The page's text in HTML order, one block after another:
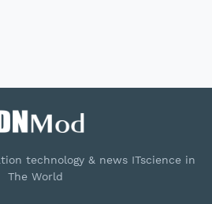
dikunjungi oleh
teleskop Zeiss, wajib
technology & news ITscience in
The World